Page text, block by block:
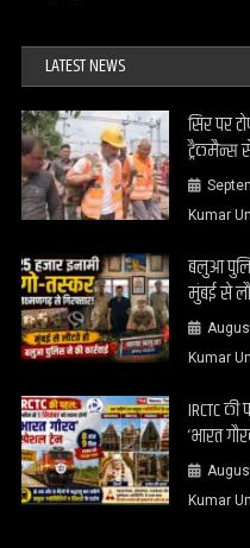
LATEST NEWS
सिर पर
ट्रैकमैन्स
Kumar
बलुआ
मुंबई से
Kumar
IRCTC
‘भारत
Kumar